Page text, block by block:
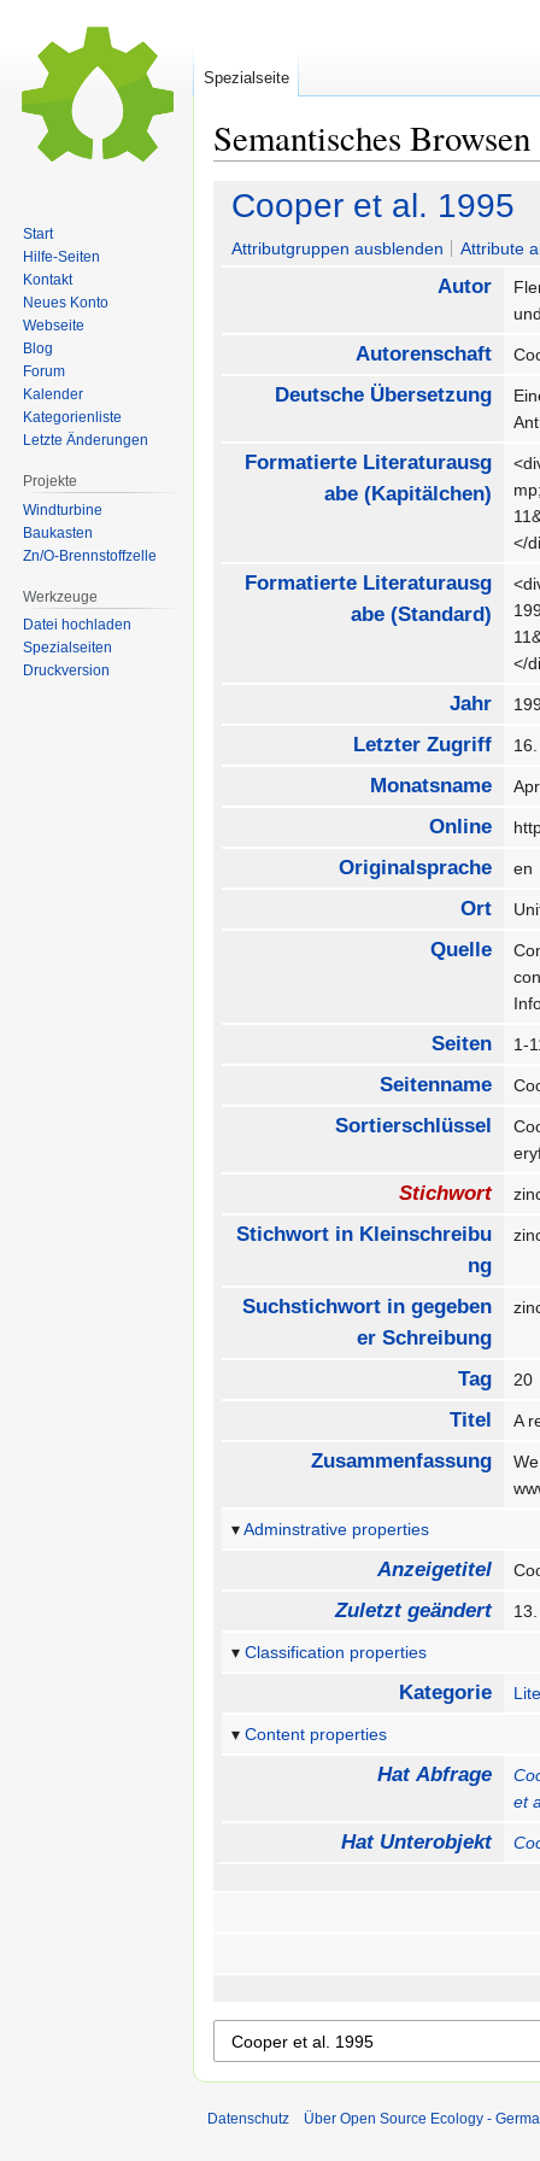
Semantisches Browsen
Zur
Navigation
springen
Zur
Suche
springen
Cooper et al. 1995
Attributgruppen ausblenden Attribute
Autor
Autorenschaft
Deutsche Übersetzung
Formatierte Literaturausg
abe (Kapitälchen)
</
Formatierte Literaturausg
abe (Standard)
</
Jahr
Letzter Zugriff
Monatsname
Online
Originalsprache
Ort
Quelle
Seiten 1-
Seitenname
Sortierschlüssel
Stichwort
Stichwort in Kleinschreibu
ng
Suchstichwort in gegeben
er Schreibung
Tag
Titel A
Zusammenfassung
Adminstrative properties
Anzeigetitel
Zuletzt geändert
Classification properties
Kategorie
Content properties
Hat Abfrage
et
Hat Unterobjekt
Spezialseite
Start
Hilfe-Seiten
Kontakt
Neues Konto
Webseite
Blog
Forum
Kalender
Kategorienliste
Letzte Änderungen
Projekte
Windturbine
Baukasten
Zn/O-Brennstoffzelle
Werkzeuge
Datei hochladen
Spezialseiten
Druckversion
Datenschutz Über Open Source Ecology -